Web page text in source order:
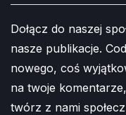
Dołącz do naszej
nasze publikacje.
nowego, coś
na twoje
twórz z nami